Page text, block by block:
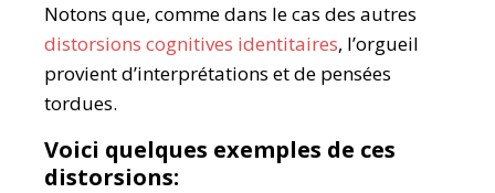
Notons que, comme dans le cas des autres
distorsions cognitives identitaires, l’orgueil
provient d’interprétations et de pensées
tordues.
Voici quelques exemples de ces
distorsions: